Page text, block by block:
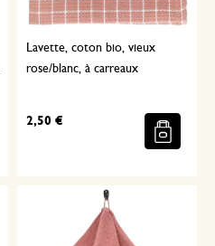
Lavette, coton bio, vieux
rose/blanc, à carreaux
2,50 €